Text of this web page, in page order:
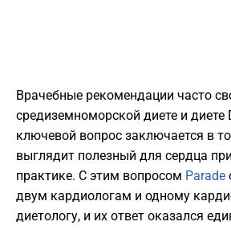
Врачебные рекомендации часто
средиземноморской диете и диете
ключевой вопрос заключается в
выглядит полезный для сердца
практике. С этим вопросом Parade
двум кардиологам и одному
диетологу, и их ответ оказался